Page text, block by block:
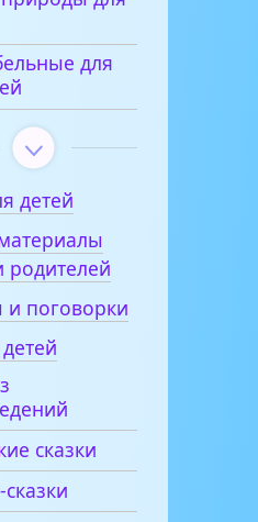
для
детей
родителей
поговорки
сказки